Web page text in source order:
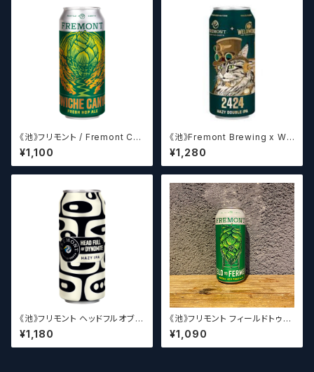
《池》フリモント / Fremont Co
wiche Canyon Organic Fre
sh Hop Pale Ale 【クラフトビ
ールシザーズ】
¥1,100
《池》Fremont Brewing x We
ldwerks Brewing 2424【クラ
フトビールシザーズ】
¥1,280
《池》フリモント ヘッドフルオブダ
イナマイト V.51 Fremont He
adfull of Dynamite V.51【ク
ラフトビールシザーズ】
¥1,180
《池》フリモント フィールドトゥフ
ァーメント / Fremont Field to
Ferment fresh hop pale al
e【クラフトビールシザーズ】
¥1,090